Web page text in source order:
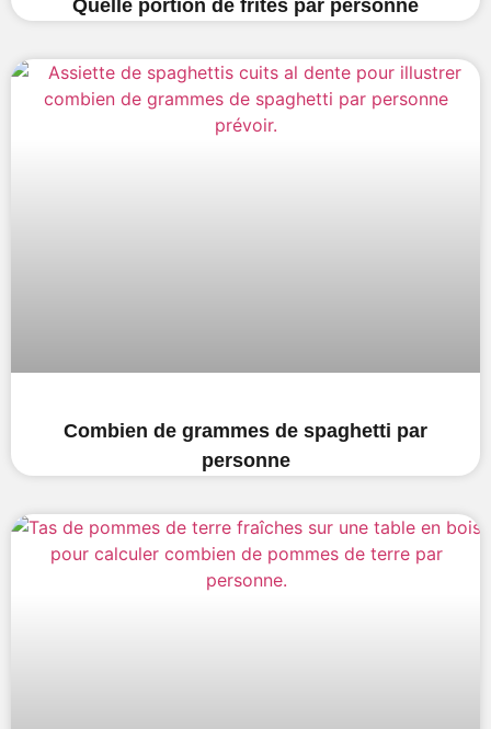
Quelle portion de frites par personne
Combien de grammes de spaghetti par
personne